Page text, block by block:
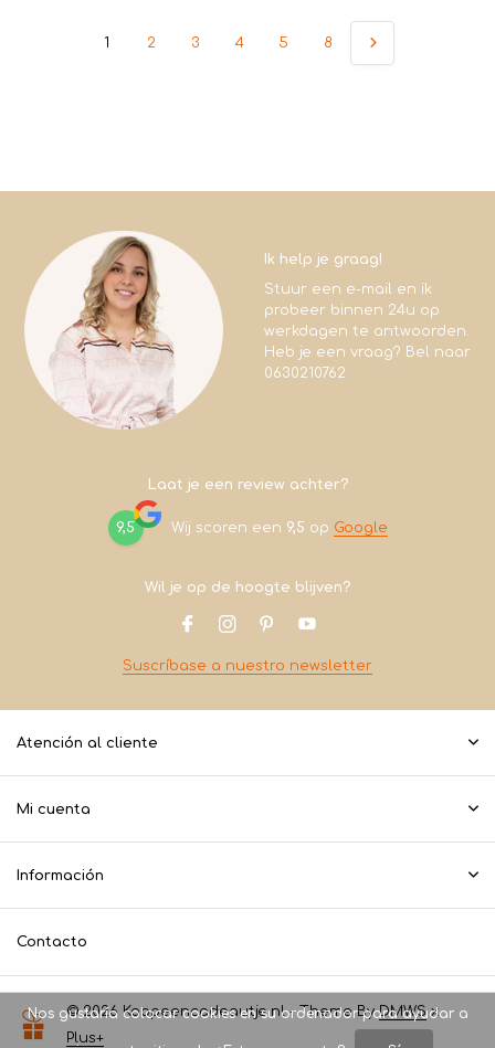
1 2 3 4 5 8
Ik help je graag!
Stuur een e-mail en ik
probeer binnen 24u op
werkdagen te antwoorden.
Heb je een vraag? Bel naar
0630210762
Laat je een review achter?
9,5 Wij scoren een 9,5 op Google
Wil je op de hoogte blijven?
Suscríbase a nuestro newsletter
Atención al cliente
Mi cuenta
Información
Contacto
© 2026 Koopeencadeautje.nl - Theme ByDMWSx
Plus+
Nos gustaría colocar cookies en su ordenador para ayudar a